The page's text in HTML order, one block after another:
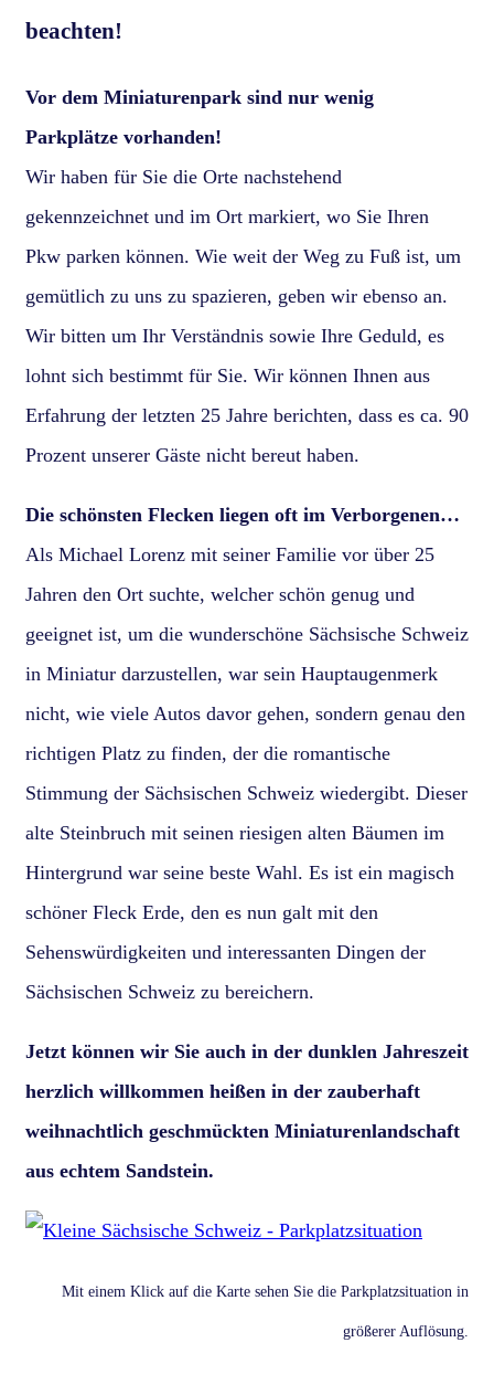
beachten!
Vor dem Miniaturenpark sind nur wenig
Parkplätze vorhanden!
Wir haben für Sie die Orte nachstehend
gekennzeichnet und im Ort markiert, wo Sie Ihren
Pkw parken können. Wie weit der Weg zu Fuß ist, um
gemütlich zu uns zu spazieren, geben wir ebenso an.
Wir bitten um Ihr Verständnis sowie Ihre Geduld, es
lohnt sich bestimmt für Sie. Wir können Ihnen aus
Erfahrung der letzten 25 Jahre berichten, dass es ca. 90
Prozent unserer Gäste nicht bereut haben.
Die schönsten Flecken liegen oft im Verborgenen…
Als Michael Lorenz mit seiner Familie vor über 25
Jahren den Ort suchte, welcher schön genug und
geeignet ist, um die wunderschöne Sächsische Schweiz
in Miniatur darzustellen, war sein Hauptaugenmerk
nicht, wie viele Autos davor gehen, sondern genau den
richtigen Platz zu finden, der die romantische
Stimmung der Sächsischen Schweiz wiedergibt. Dieser
alte Steinbruch mit seinen riesigen alten Bäumen im
Hintergrund war seine beste Wahl. Es ist ein magisch
schöner Fleck Erde, den es nun galt mit den
Sehenswürdigkeiten und interessanten Dingen der
Sächsischen Schweiz zu bereichern.
Jetzt können wir Sie auch in der dunklen Jahreszeit
herzlich willkommen heißen in der zauberhaft
weihnachtlich geschmückten Miniaturenlandschaft
aus echtem Sandstein.
Mit einem Klick auf die Karte sehen Sie die Parkplatzsituation in
größerer Auflösung.